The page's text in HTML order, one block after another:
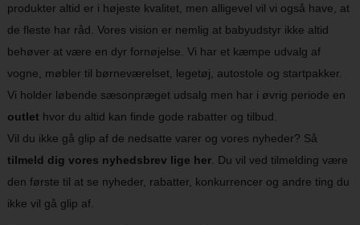
produkter altid er i højeste kvalitet, men alligevel vil vi også have, at
de fleste har råd. Vores vision er nemlig at babyudstyr ikke altid
behøver at være en dyr fornøjelse. Vi har et kæmpe udvalg af
vogne, møbler til børneværelset, legetøj, autostole og startpakker.
Vi holder løbende sæsonpræget udsalg men har i øvrig periode en
outlet hvor du altid kan finde gode rabatter og tilbud.
Vil du ikke gå glip af de nedsatte varer og vores nyheder? Så
tilmeld dig vores nyhedsbrev lige her. Du vil ved tilmelding være
den første til at se nyheder, rabatter, konkurrencer og andre ting du
ikke vil gå glip af.